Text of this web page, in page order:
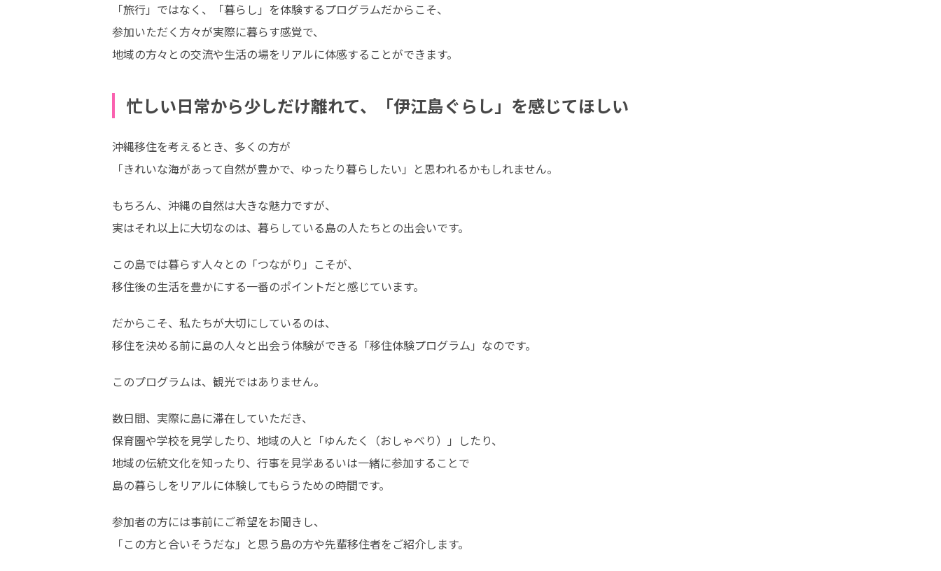
「旅行」ではなく、「暮らし」を体験するプログラムだからこそ、
参加いただく方々が実際に暮らす感覚で、
地域の方々との交流や生活の場をリアルに体感することができます。
忙しい日常から少しだけ離れて、「伊江島ぐらし」を感じてほしい
沖縄移住を考えるとき、多くの方が
「きれいな海があって自然が豊かで、ゆったり暮らしたい」と思われるかもしれません。
もちろん、沖縄の自然は大きな魅力ですが、
実はそれ以上に大切なのは、暮らしている島の人たちとの出会いです。
この島では暮らす人々との「つながり」こそが、
移住後の生活を豊かにする一番のポイントだと感じています。
だからこそ、私たちが大切にしているのは、
移住を決める前に島の人々と出会う体験ができる「移住体験プログラム」なのです。
このプログラムは、観光ではありません。
数日間、実際に島に滞在していただき、
保育園や学校を見学したり、地域の人と「ゆんたく（おしゃべり）」したり、
地域の伝統文化を知ったり、行事を見学あるいは一緒に参加することで
島の暮らしをリアルに体験してもらうための時間です。
参加者の方には事前にご希望をお聞きし、
「この方と合いそうだな」と思う島の方や先輩移住者をご紹介します。